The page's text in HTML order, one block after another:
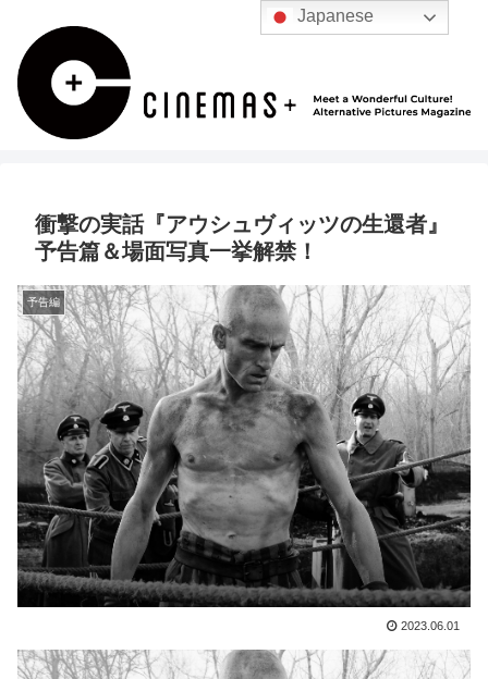
衝撃の実話『アウシュヴィッツの生還者』
予告篇＆場面写真一挙解禁！
予告編
2023.06.01
Japanese